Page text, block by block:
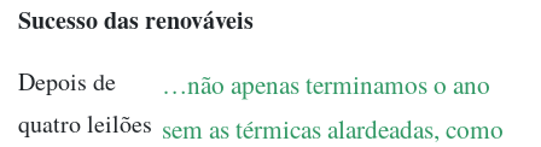
Sucesso das renováveis
…não apenas terminamos o ano
sem as térmicas alardeadas, como
Depois de
quatro leilões